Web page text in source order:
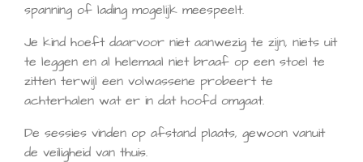
spanning of lading mogelijk meespeelt.
Je kind hoeft daarvoor niet aanwezig te zijn, niets uit
te leggen en al helemaal niet braaf op een stoel te
zitten terwijl een volwassene probeert te
achterhalen wat er in dat hoofd omgaat.
De sessies vinden op afstand plaats, gewoon vanuit
de veiligheid van thuis.